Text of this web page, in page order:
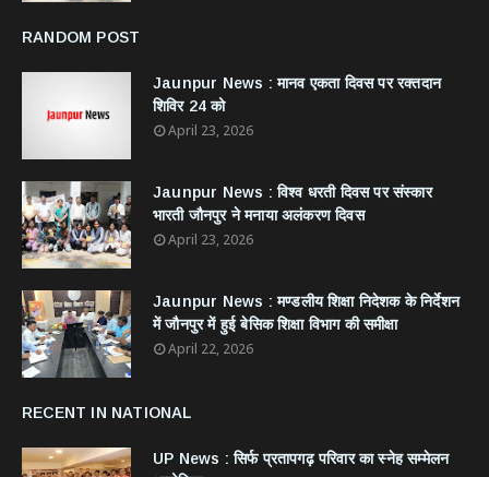
RANDOM POST
Jaunpur News : ​मानव एकता दिवस पर रक्तदान
शिविर 24 को
April 23, 2026
Jaunpur News : विश्व धरती दिवस पर संस्कार
भारती जौनपुर ने मनाया अलंकरण दिवस
April 23, 2026
Jaunpur News : ​मण्डलीय शिक्षा निदेशक के निर्देशन
में जौनपुर में हुई बेसिक शिक्षा विभाग की समीक्षा
April 22, 2026
RECENT IN NATIONAL
UP News : सिर्फ प्रतापगढ़ परिवार का स्नेह सम्मेलन